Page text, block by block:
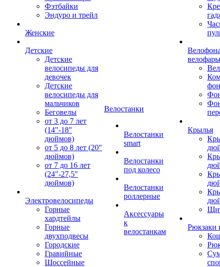
Фэтбайки
Эндуро и трейл
Женские
Детские
Детские
велосипеды для
девочек
Детские
велосипеды для
мальчиков
Беговелы
от 3 до 7 лет
(14"-18"
дюймов)
от 5 до 8 лет (20"
дюймов)
от 7 до 16 лет
(24"-27,5"
дюймов)
Электровелосипеды
Горные
хардтейлы
Горные
двухподвесы
Городские
Гравийные
Шоссейные
Велостанки
Велостанки
smart
Велостанки
под колесо
Велостанки
роллерные
Аксессуары
к
велостанкам
велофары
Крылья
Рюкзаки